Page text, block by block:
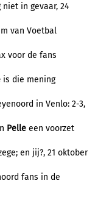
in gevaar, 24
van Voetbal
voor de fans
is die mening
in Venlo: 2-3,
Pelle een voorzet
en jij?, 21 oktober
fans in de